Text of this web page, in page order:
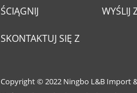
ŚCIĄGNIJ WYŚLIJ
SKONTAKTUJ SIĘ Z
Copyright © 2022 Ningbo L&B Import